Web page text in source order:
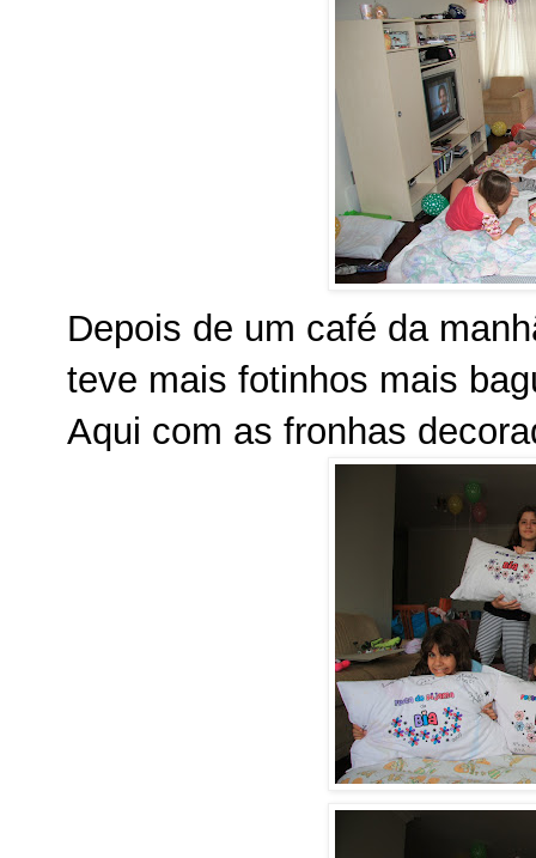
Depois de um café da
teve mais fotinhos mais
Aqui com as fronhas